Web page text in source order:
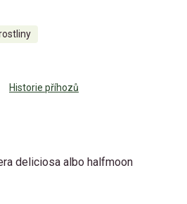
Historie příhozů
deliciosa albo halfmoon